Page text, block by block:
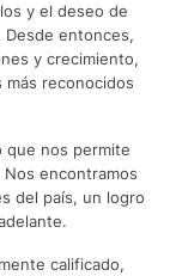
y el deseo de
entonces,
y crecimiento,
reconocidos
que nos permite
encontramos
del país, un logro
calificado,